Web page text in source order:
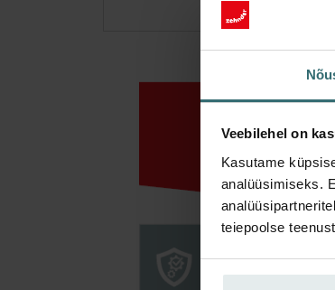
Veebilehel on
Kasutame
analüüsimiseks.
teiepoolse